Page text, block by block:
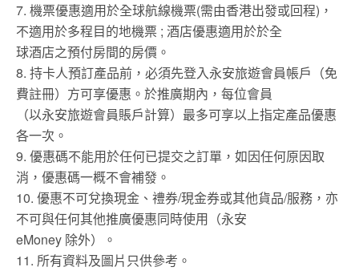
7. 機票優惠適用於全球航線機票(需由香港出發或回程)，
不適用於多程目的地機票 ; 酒店優惠適用於於全
球酒店之預付房間的房價。
8. 持卡人預訂產品前，必須先登入永安旅遊會員帳戶（免
費註冊）方可享優惠。於推廣期內，每位會員
（以永安旅遊會員賬戶計算）最多可享以上指定產品優惠
各一次。
9. 優惠碼不能用於任何已提交之訂單，如因任何原因取
消，優惠碼一概不會補發。
10. 優惠不可兌換現金、禮券/現金券或其他貨品/服務，亦
不可與任何其他推廣優惠同時使用（永安
eMoney 除外）。
11. 所有資料及圖片只供參考。